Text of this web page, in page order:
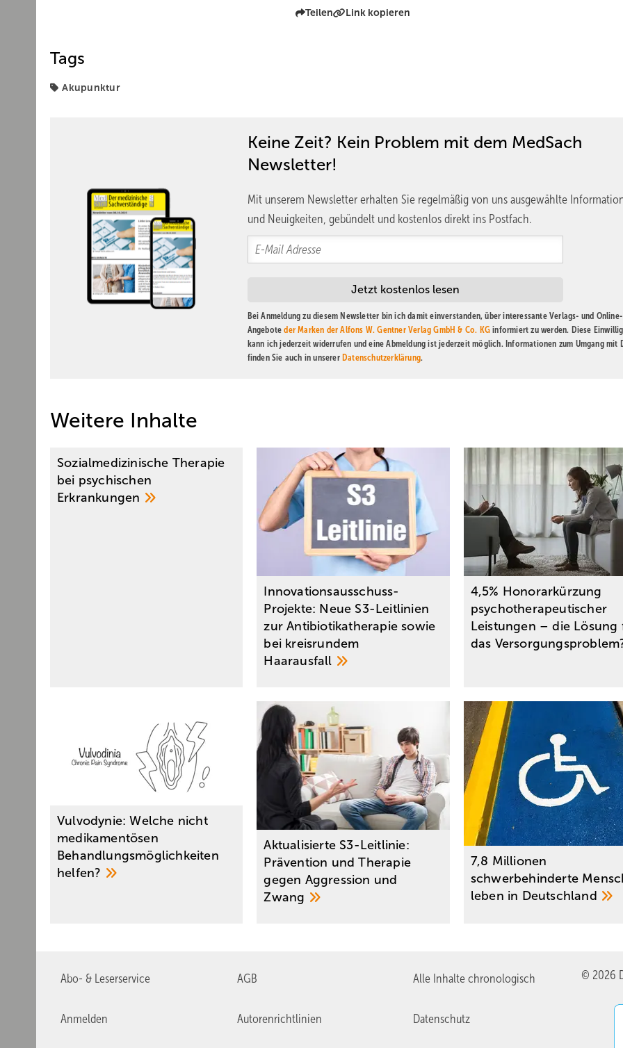
Teilen Link kopieren
Tags
Akupunktur
Keine Zeit? Kein Problem mit dem MedSach
Newsletter!
Mit unserem Newsletter erhalten Sie regelmäßig von uns ausgewählte
und Neuigkeiten, gebündelt und kostenlos direkt ins Postfach.
Bei Anmeldung zu diesem Newsletter bin ich damit einverstanden, über interessante Verlags- und Online-
Angeboteder Marken der Alfons W. Gentner Verlag GmbH & Co. KG informiert zu werden. Diese
kann ich jederzeit widerrufen und eine Abmeldung ist jederzeit möglich. Informationen zum Umgang mit
finden Sie auch in unserer Datenschutzerklärung.
Weitere Inhalte
Sozialmedizinische Therapie
bei psychischen
Erkrankungen
Innovationsausschuss-
Projekte: Neue S3-Leitlinien
zur Antibiotikatherapie sowie
bei kreisrundem
Haarausfall
4,5% Honorarkürzung
psychotherapeutischer
Leistungen – die Lösung
das
Vulvodynie: Welche nicht
medikamentösen
Behandlungsmöglichkeiten
helfen?
Aktualisierte S3-Leitlinie:
Prävention und Therapie
gegen Aggression und
Zwang
7,8 Millionen
schwerbehinderte
leben in Deutschland
Abo- & Leserservice AGB Alle Inhalte chronologisch
Anmelden Autorenrichtlinien Datenschutz
© 2026